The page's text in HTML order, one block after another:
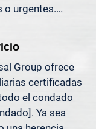
abogados,
precisos para
importa.
o urgentes.
datos de
registros
de modelado
resultados
que usted
una tasación
Group ofrece
certificadas
el condado
Ya sea